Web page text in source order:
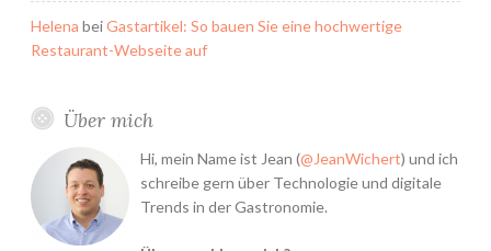
Helena beiGastartikel: So bauen Sie eine hochwertige
Restaurant-Webseite auf
Über mich
Hi, mein Name ist Jean (@JeanWichert) und ich
schreibe gern über Technologie und digitale
Trends in der Gastronomie.